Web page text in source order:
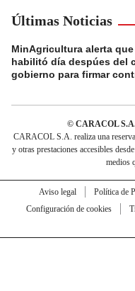
Últimas Noticias
MinAgricultura alerta que
habilitó día despúes del
gobierno para firmar
© CARACOL S.A.
CARACOL S.A. realiza una
y otras prestaciones accesibles
medios
Aviso legal Política de
Configuración de cookies